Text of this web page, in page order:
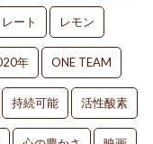
ート レモン
年 ONE TEAM
持続可能 活性酸素